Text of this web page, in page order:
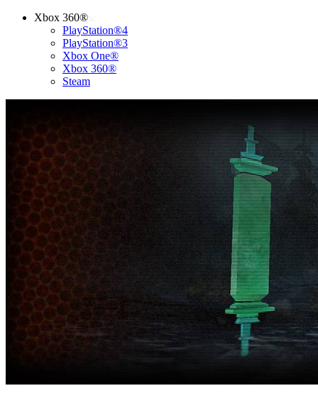
Xbox 360®
PlayStation®4
PlayStation®3
Xbox One®
Xbox 360®
Steam